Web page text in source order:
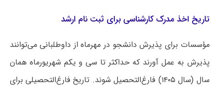
تاریخ اخذ مدرک کارشناسی برای ثبت نام ارشد
مؤسسات برای پذیرش دانشجو در مهرماه از داوطلبانی می‌توانند
پذیرش به عمل آورند که حداکثر تا سی و یکم شهریورماه همان
سال (سال ۱۴۰۵) فارغ‌التحصیل شوند. تاریخ فارغ‌التحصیلی برای